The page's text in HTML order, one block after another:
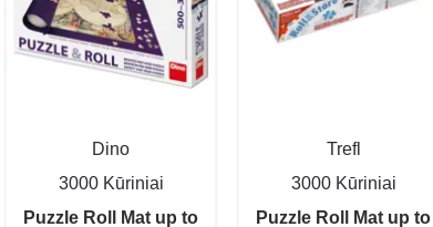
Dino
3000 Kūriniai
Puzzle Roll Mat up to
Trefl
3000 Kūriniai
Puzzle Roll Mat up to